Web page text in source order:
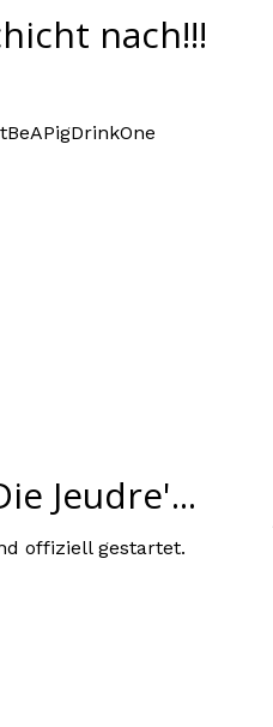
nach!!!
Jeudre'...
offiziell gestartet.